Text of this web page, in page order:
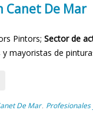
Canet De Mar
Pintors; Sector de
mayoristas de
De Mar ,